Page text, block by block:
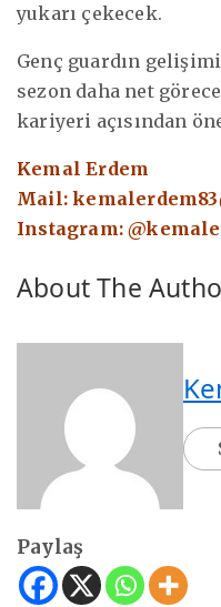
yukarı çekecek.
Genç guardın
sezon daha net
kariyeri açısından
Kemal Erdem
Mail:
Instagram:
About The
Paylaş